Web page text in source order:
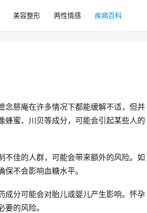
美容整形 两性情感 疾病百科
念慈庵在许多情况下都能缓解不适，但并
蜂蜜、川贝等成分，可能会引起某些人的
不佳的人群，可能会带来额外的风险。如
不会影响血糖水平。
成分可能会对胎儿或婴儿产生影响。怀孕
的风险。